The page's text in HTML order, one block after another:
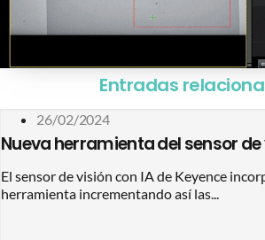
Entradas
26/02/2024
Nueva herramienta del sensor de
El sensor de visión con IA de Keyence
herramienta incrementando así las...